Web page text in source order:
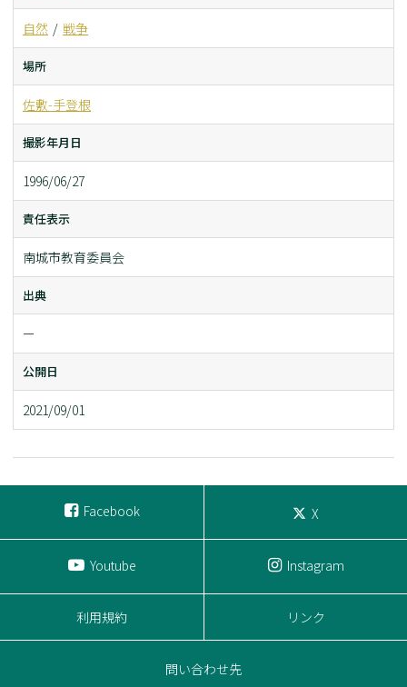
自然 戦争
場所
佐敷-手登根
撮影年月日
1996/06/27
責任表示
南城市教育委員会
出典
ー
公開日
2021/09/01
Facebook X
Youtube Instagram
利用規約 リンク
問い合わせ先